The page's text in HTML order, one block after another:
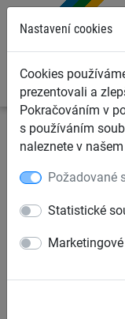
Nastavení cookies
Cookies
prezentovali a
Pokračováním v
s používáním
naleznete v našem
Požadované
Statistické
Ochranné sítě a
Krycí